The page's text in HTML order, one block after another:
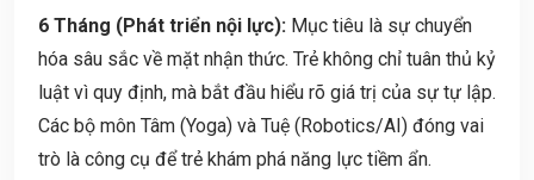
6 Tháng (Phát triển nội lực): Mục tiêu là sự chuyển
hóa sâu sắc về mặt nhận thức. Trẻ không chỉ tuân thủ kỷ
luật vì quy định, mà bắt đầu hiểu rõ giá trị của sự tự lập.
Các bộ môn Tâm (Yoga) và Tuệ (Robotics/AI) đóng vai
trò là công cụ để trẻ khám phá năng lực tiềm ẩn.